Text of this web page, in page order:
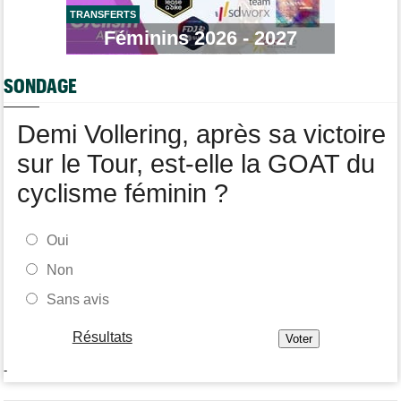
Les prochains défis de Pogi ? L'insatiable Tadej Pogacar...
Transfert
Lotto-Intermarché a fait passer pro trois jeunes de sa formation
Transfert
TRANSFERTS
Féminins 2026 - 2027
SONDAGE
Demi Vollering, après sa victoire
sur le Tour, est-elle la GOAT du
cyclisme féminin ?
Oui
Non
Sans avis
Résultats
-